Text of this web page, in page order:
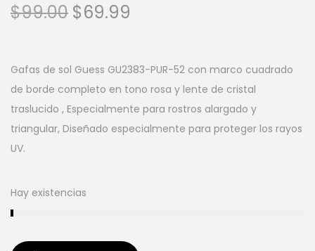
$99.00 $69.99
Gafas de sol Guess GU2383-PUR-52 con marco cuadrado
de borde completo en tono rosa y lente de cristal
traslucido , Especialmente para rostros alargado y
triangular, Diseñado especialmente para proteger los rayos
UV.
Hay existencias